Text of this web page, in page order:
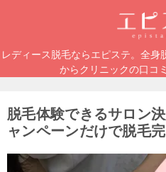
レディース脱毛ならエピステ。全
からクリニックの口コ
脱毛体験できるサロン
ャンペーンだけで脱毛